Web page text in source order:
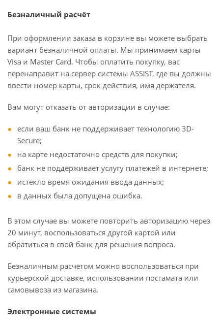
Безналичный расчёт
При оформлении заказа в корзине вы можете выбрать
вариант безналичной оплаты. Мы принимаем карты
Visa и Master Card. Чтобы оплатить покупку, вас
перенаправит на сервер системы ASSIST, где вы должны
ввести номер карты, срок действия, имя держателя.
Вам могут отказать от авторизации в случае:
если ваш банк не поддерживает технологию 3D-
Secure;
на карте недостаточно средств для покупки;
банк не поддерживает услугу платежей в интернете;
истекло время ожидания ввода данных;
в данных была допущена ошибка.
В этом случае вы можете повторить авторизацию через
20 минут, воспользоваться другой картой или
обратиться в свой банк для решения вопроса.
Безналичным расчётом можно воспользоваться при
курьерской доставке, использовании постамата или
самовывоза из магазина.
Электронные системы